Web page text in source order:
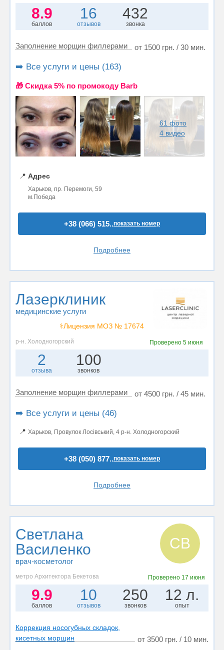
8.9
баллов
16
отзывов
432
звонка
Заполнение морщин филлерами от 1500 грн. / 30 мин.
➡️ Все услуги и цены (163)
🎁 Cкидка 5% по промокоду Barb
61 фото
4 видео
📍 Адрес
Харьков, пр. Перемоги, 59
м.Победа
+38 (066) 515..показать номер
Подробнее
Лазерклиник
медицинские услуги
⚕️Лицензия МОЗ № 17674
р-н. Холодногорский Проверено5 июня
2
отзыва
100
звонков
Заполнение морщин филлерами от 4500 грн. / 45 мин.
➡️ Все услуги и цены (46)
📍 Харьков, Провулок Лосівський, 4 р-н. Холодногорский
+38 (050) 877..показать номер
Подробнее
Светлана
Василенко
врач-косметолог
СВ
метро Архитектора Бекетова Проверено 17 июня
9.9
баллов
10
отзывов
250
звонков
12 л.
опыт
Коррекция носогубных складок,
кисетных морщин
от 3500 грн. / 10 мин.